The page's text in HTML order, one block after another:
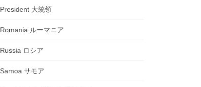
President 大統領
Romania ルーマニア
Russia ロシア
Samoa サモア